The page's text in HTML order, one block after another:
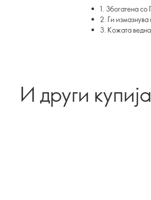
1. Збогатена
2. Ги
3. Кожата
И други купија